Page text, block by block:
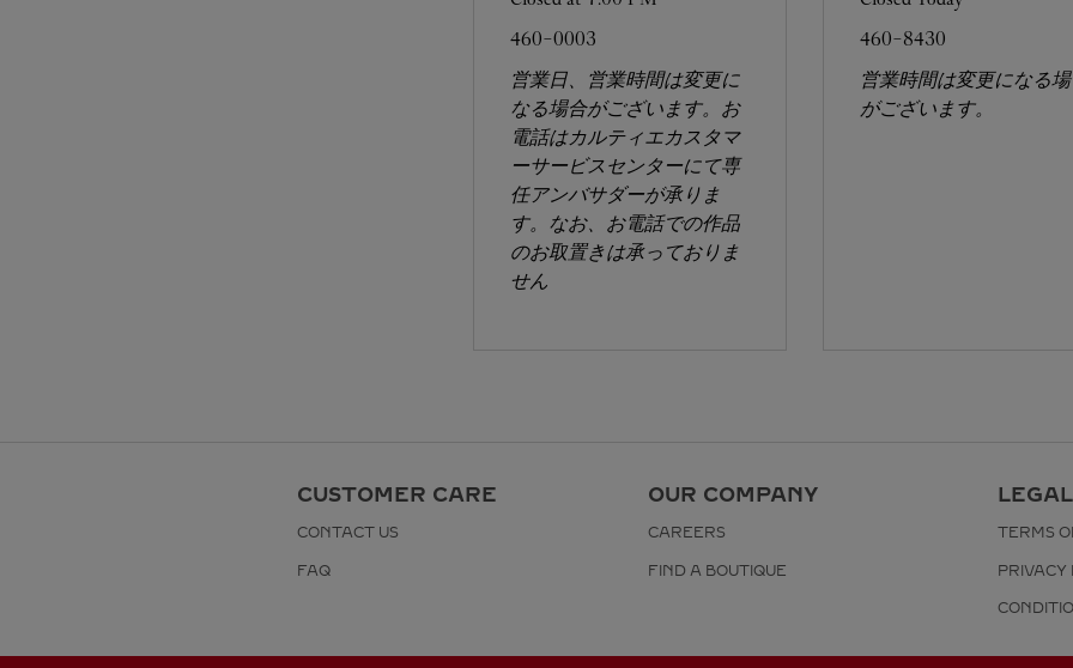
460-0003
営業日、営業時間は変更に
なる場合がございます。お
電話はカルティエカスタマ
ーサービスセンターにて専
任アンバサダーが承りま
す。なお、お電話での作品
のお取置きは承っておりま
せん
460-8430
営業時間は変更になる
がございます。
CUSTOMER CARE
CONTACT US
FAQ
OUR COMPANY
CAREERS
FIND A BOUTIQUE
TERMS
PRIVACY